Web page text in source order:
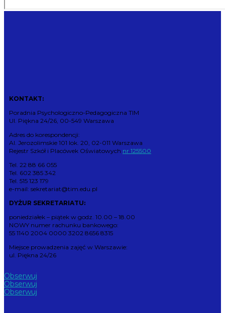
KONTAKT:
Poradnia Psychologiczno-Pedagogiczna TIM
Ul. Piękna 24/26, 00-549 Warszawa
Adres do korespondencji:
Al. Jerozolimskie 101 lok. 20, 02-011 Warszawa
Rejestr Szkół i Placówek Oświatowych nr 125500
Tel. 22 88 66 055
Tel. 602 385 342
Tel. 515 123 179
e-mail: sekretariat@tim.edu.pl
DYŻUR SEKRETARIATU:
poniedziałek – piątek w godz. 10.00 – 18.00
NOWY numer rachunku bankowego:
55 1140 2004 0000 3202 8656 8315
Miejsce prowadzenia zajęć w Warszawie:
ul. Piękna 24/26
Obserwuj
Obserwuj
Obserwuj